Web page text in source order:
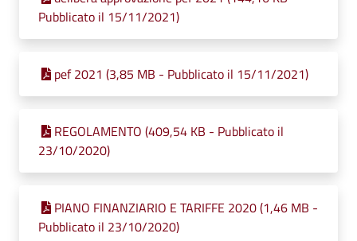
Pubblicato il 15/11/2021)
pef 2021 (3,85 MB - Pubblicato il 15/11/2021)
REGOLAMENTO (409,54 KB - Pubblicato il
23/10/2020)
PIANO FINANZIARIO E TARIFFE 2020 (1,46 MB -
Pubblicato il 23/10/2020)